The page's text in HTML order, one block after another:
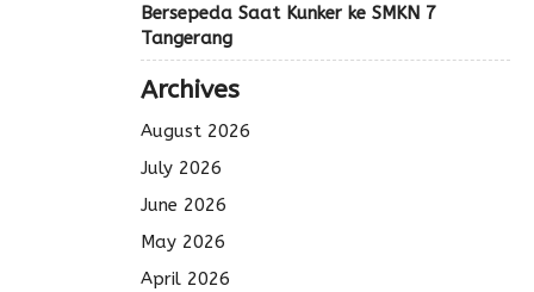
Bersepeda Saat Kunker ke SMKN 7
Tangerang
Archives
August 2026
July 2026
June 2026
May 2026
April 2026